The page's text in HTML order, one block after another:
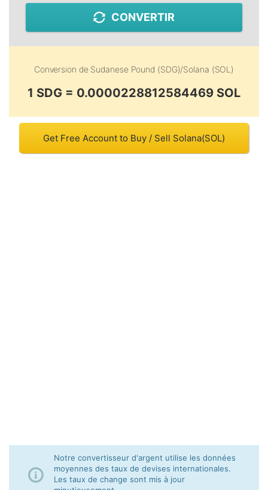
CONVERTIR
Conversion de Sudanese Pound (SDG)/Solana (SOL)
1 SDG = 0.0000228812584469 SOL
Get Free Account to Buy / Sell Solana(SOL)
Notre convertisseur d'argent utilise les données
moyennes des taux de devises internationales.
Les taux de change sont mis à jour